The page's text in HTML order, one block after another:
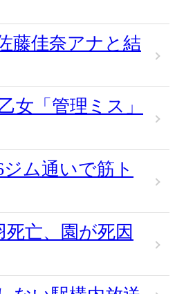
藤佳奈アナと結
女「管理ミス」
ム通いで筋ト
亡、園が死因